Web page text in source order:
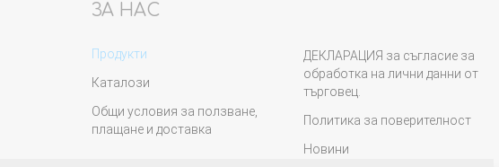
ЗА НАС
Продукти
Каталози
Общи условия за ползване,
плащане и доставка
ДЕКЛАРАЦИЯ за съгласие за
обработка на лични данни от
търговец.
Политика за поверителност
Новини